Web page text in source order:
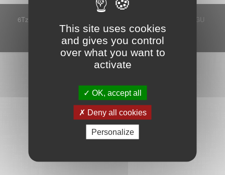
6Tzen ©2015 - Tous droits réservés
CGU
Plan du site
FAQ
Contact
Ce service est proposé par6Tzen
This site uses cookies
and gives you control
over what you want to
activate
OK, accept all
Deny all cookies
Personalize